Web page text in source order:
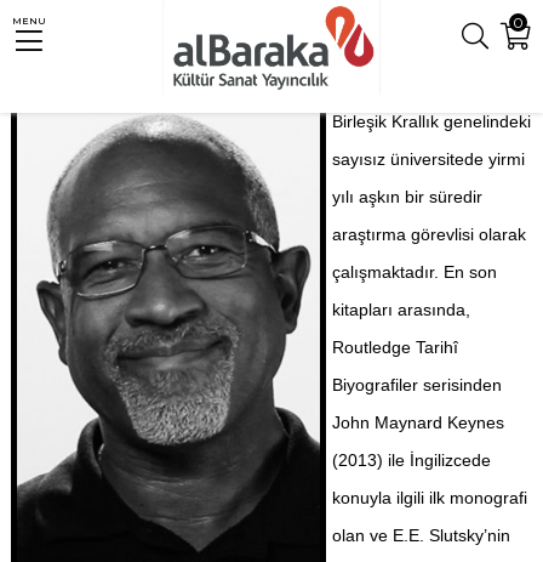
0
MENU
Birleşik Krallık genelindeki
sayısız üniversitede yirmi
yılı aşkın bir süredir
araştırma görevlisi olarak
çalışmaktadır. En son
kitapları arasında,
Routledge Tarihî
Biyografiler serisinden
John Maynard Keynes
(2013) ile İngilizcede
konuyla ilgili ilk monografi
olan ve E.E. Slutsky’nin